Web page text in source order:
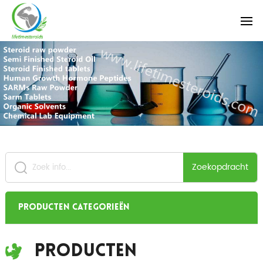
Zoekopdracht
Producten categorieën
Producten